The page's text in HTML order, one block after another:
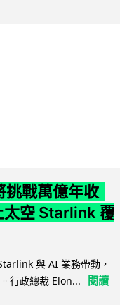
戰萬億年收
太空 Starlink 覆
與 AI 業務帶動，
行政總裁 Elon...
閱讀